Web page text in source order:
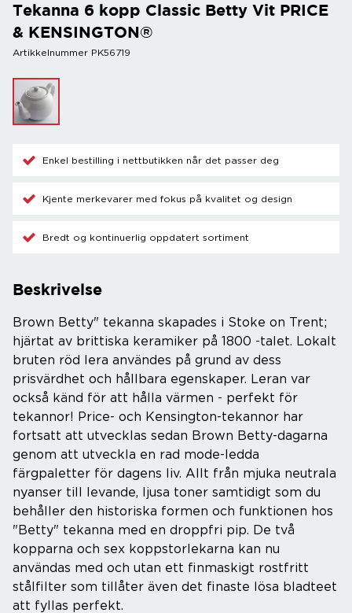
Tekanna 6 kopp Classic Betty Vit PRICE
& KENSINGTON®
Artikkelnummer PK56719
Enkel bestilling i nettbutikken når det passer deg
Kjente merkevarer med fokus på kvalitet og design
Bredt og kontinuerlig oppdatert sortiment
Beskrivelse
Brown Betty" tekanna skapades i Stoke on Trent;
hjärtat av brittiska keramiker på 1800 -talet. Lokalt
bruten röd lera användes på grund av dess
prisvärdhet och hållbara egenskaper. Leran var
också känd för att hålla värmen - perfekt för
tekannor! Price- och Kensington-tekannor har
fortsatt att utvecklas sedan Brown Betty-dagarna
genom att utveckla en rad mode-ledda
färgpaletter för dagens liv. Allt från mjuka neutrala
nyanser till levande, ljusa toner samtidigt som du
behåller den historiska formen och funktionen hos
"Betty" tekanna med en droppfri pip. De två
kopparna och sex koppstorlekarna kan nu
användas med och utan ett finmaskigt rostfritt
stålfilter som tillåter även det finaste lösa bladteet
att fyllas perfekt.